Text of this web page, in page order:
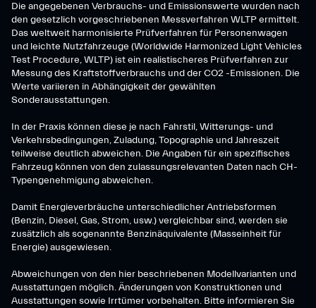
Die angegebenen Verbrauchs- und Emissionswerte wurden nach
den gesetzlich vorgeschriebenen Messverfahren WLTP ermittelt.
Das weltweit harmonisierte Prüfverfahren für Personenwagen
und leichte Nutzfahrzeuge (Worldwide Harmonized Light Vehicles
Test Procedure, WLTP) ist ein realistischeres Prüfverfahren zur
Messung des Kraftstoffverbrauchs und der CO2 -Emissionen. Die
Werte variieren in Abhängigkeit der gewählten
Sonderausstattungen.
In der Praxis können diese je nach Fahrstil, Witterungs- und
Verkehrsbedingungen, Zuladung, Topographie und Jahreszeit
teilweise deutlich abweichen. Die Angaben für ein spezifisches
Fahrzeug können von den zulassungsrelevanten Daten nach CH-
Typengenehmigung abweichen.
Damit Energieverbräuche unterschiedlicher Antriebsformen
(Benzin, Diesel, Gas, Strom, usw.) vergleichbar sind, werden sie
zusätzlich als sogenannte Benzinäquivalente (Masseinheit für
Energie) ausgewiesen.
Abweichungen von den hier beschriebenen Modellvarianten und
Ausstattungen möglich. Änderungen von Konstruktionen und
Ausstattungen sowie Irrtümer vorbehalten. Bitte informieren Sie